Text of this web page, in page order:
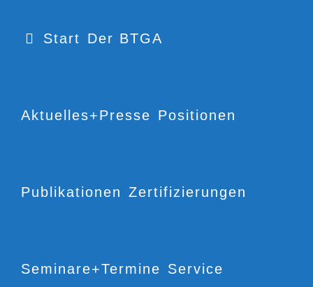
Start Der BTGA
Aktuelles+Presse Positionen
Publikationen Zertifizierungen
Seminare+Termine Service